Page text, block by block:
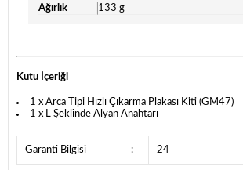
Ağırlık 133 g
Kutu İçeriği
1 x Arca Tipi Hızlı Çıkarma Plakası Kiti (GM47)
1 x L Şeklinde Alyan Anahtarı
Garanti Bilgisi : 24